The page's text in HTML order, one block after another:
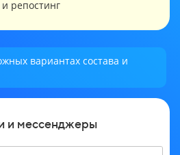
репостинг
вариантах состава и
и мессенджеры